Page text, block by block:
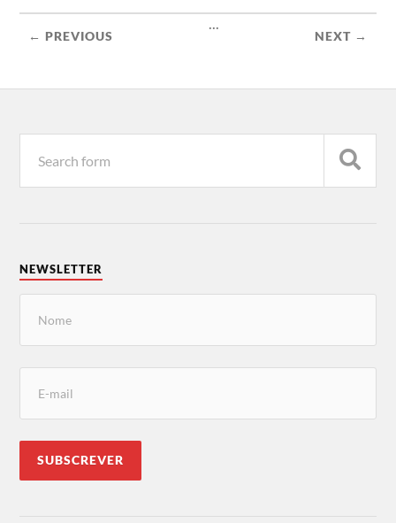
← PREVIOUS
...
NEXT →
NEWSLETTER